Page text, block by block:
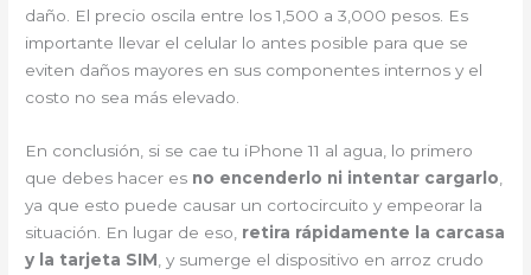
daño. El precio oscila entre los 1,500 a 3,000 pesos. Es
importante llevar el celular lo antes posible para que se
eviten daños mayores en sus componentes internos y el
costo no sea más elevado.
En conclusión, si se cae tu iPhone 11 al agua, lo primero
que debes hacer es no encenderlo ni intentar cargarlo
ya que esto puede causar un cortocircuito y empeorar la
situación. En lugar de eso, retira rápidamente la carcasa
y la tarjeta SIM , y sumerge el dispositivo en arroz crudo